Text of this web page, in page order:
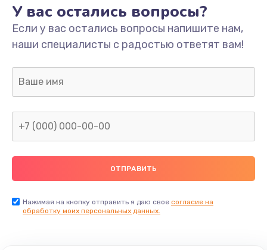
У вас остались вопросы?
Если у вас остались вопросы напишите нам,
наши специалисты с радостью ответят вам!
Нажимая на кнопку отправить я даю свое согласие на
обработку моих персональных данных.